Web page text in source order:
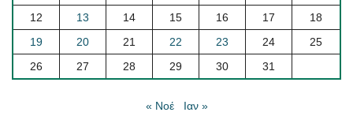
12
13 14 15 16 17
18
19
20 21 22 23 24
25
26
27 28 29 30 31
« Νοέ Ιαν »